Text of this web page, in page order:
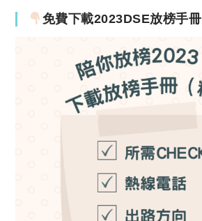
免費下載2023DSE放榜手冊